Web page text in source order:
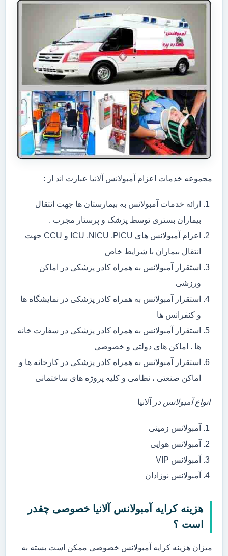
مجموعه خدمات اعزام آمبولانس آلانیا عبارت اند از :
ارائه خدمات آمبولانس به بیمارستان ها جهت انتقال
بیماران بستری توسط پزشک و پرستار مجرب .
اعزام آمبولانس های ICU ,NICU ,PICU و CCU جهت
انتقال بیماران با شرایط خاص
استقرار آمبولانس به همراه کادر پزشکی در اماکن
ورزشی
استقرار آمبولانس به همراه کادر پزشکی در نمایشگاه ها
و کنفرانس ها
استقرار آمبولانس به همراه کادر پزشکی در سفارت خانه
ها . اماکن های دولتی و خصوصی
استقرار آمبولانس به همراه کادر پزشکی در کارخانه ها و
اماکن صنعتی ، نظامی و کلیه پروژه های ساختمانی
انواع آمبولانس در آلانیا
آمبولانس زمینی
آمبولانس هوایی
آمبولانس VIP
آمبولانس نوزادان
هزینه کرایه آمبولانس آلانیا خصوصی چقدر
است ؟
میزان هزینه کرایه آمبولانس خصوصی ممکن است بسته به